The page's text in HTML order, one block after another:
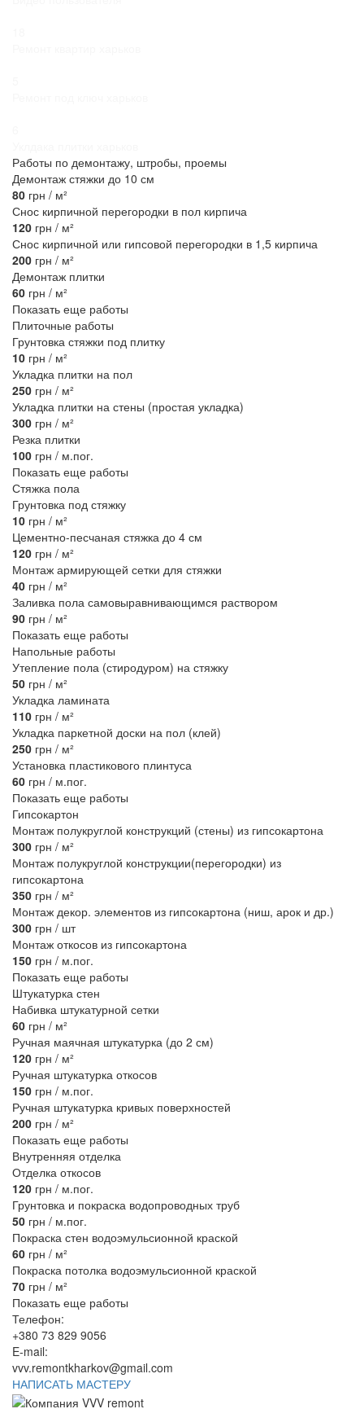
Работы по демонтажу, штробы, проемы
Демонтаж стяжки до 10 см
80 грн / м²
Снос кирпичной перегородки в пол кирпича
120 грн / м²
Снос кирпичной или гипсовой перегородки в 1,5 кирпича
200 грн / м²
Демонтаж плитки
60 грн / м²
Показать еще работы
Плиточные работы
Грунтовка стяжки под плитку
10 грн / м²
Укладка плитки на пол
250 грн / м²
Укладка плитки на стены (простая укладка)
300 грн / м²
Резка плитки
100 грн / м.пог.
Показать еще работы
Стяжка пола
Грунтовка под стяжку
10 грн / м²
Цементно-песчаная стяжка до 4 см
120 грн / м²
Монтаж армирующей сетки для стяжки
40 грн / м²
Заливка пола самовыравнивающимся раствором
90 грн / м²
Показать еще работы
Напольные работы
Утепление пола (стиродуром) на стяжку
50 грн / м²
Укладка ламината
110 грн / м²
Укладка паркетной доски на пол (клей)
250 грн / м²
Установка пластикового плинтуса
60 грн / м.пог.
Показать еще работы
Гипсокартон
Монтаж полукруглой конструкций (стены) из гипсокартона
300 грн / м²
Монтаж полукруглой конструкции(перегородки) из
гипсокартона
350 грн / м²
Монтаж декор. элементов из гипсокартона (ниш, арок и др.)
300 грн / шт
Монтаж откосов из гипсокартона
150 грн / м.пог.
Показать еще работы
Штукатурка стен
Набивка штукатурной сетки
60 грн / м²
Ручная маячная штукатурка (до 2 см)
120 грн / м²
Ручная штукатурка откосов
150 грн / м.пог.
Ручная штукатурка кривых поверхностей
200 грн / м²
Показать еще работы
Внутренняя отделка
Отделка откосов
120 грн / м.пог.
Грунтовка и покраска водопроводных труб
50 грн / м.пог.
Покраска стен водоэмульсионной краской
60 грн / м²
Покраска потолка водоэмульсионной краской
70 грн / м²
Показать еще работы
Телефон:
+380 73 829 9056
E-mail:
vvv.remontkharkov@gmail.com
НАПИСАТЬ МАСТЕРУ